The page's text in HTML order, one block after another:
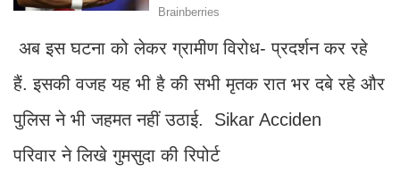
अब इस घटना को लेकर ग्रामीण विरोध- प्रदर्शन कर रहे
हैं. इसकी वजह यह भी है की सभी मृतक रात भर दबे रहे और
पुलिस ने भी जहमत नहीं उठाई. Sikar Acciden
परिवार ने लिखे गुमसुदा की रिपोर्ट